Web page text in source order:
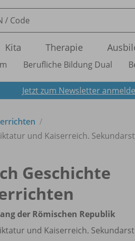
Kita Therapie
Berufliche Bildung Dual
Jetzt zum Newsletter
und Kaiserreich.
Geschichte
der Römischen Republik
und Kaiserreich.